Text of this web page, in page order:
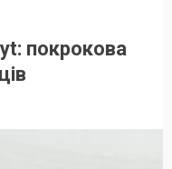
покрокова